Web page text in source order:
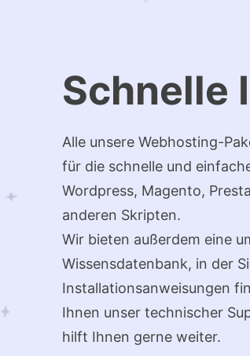
Schnelle
Alle unsere Webhosting-
für die schnelle und
Wordpress, Magento,
anderen Skripten.
Wir bieten außerdem eine
Wissensdatenbank, in der
Installationsanweisungen
Ihnen unser technischer
hilft Ihnen gerne weiter.